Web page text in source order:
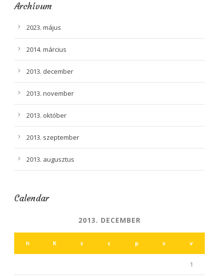
Archívum
2023. május
2014. március
2013. december
2013. november
2013. október
2013. szeptember
2013. augusztus
Calendar
2013. DECEMBER
h K s c p s v
1